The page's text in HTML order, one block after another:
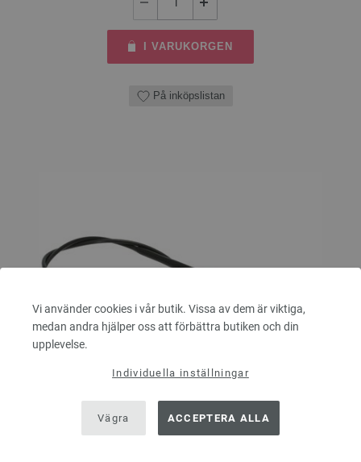
Vi använder cookies i vår butik. Vissa av dem är viktiga,
medan andra hjälper oss att förbättra butiken och din
upplevelse.
Individuella inställningar
Vägra ACCEPTERA ALLA
I VARUKORGEN
På inköpslistan